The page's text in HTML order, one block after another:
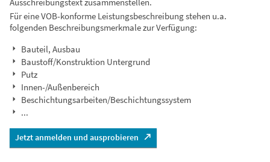
Für eine VOB-konforme Leistungsbeschreibung stehen u.a.
folgenden Beschreibungsmerkmale zur Verfügung:
Bauteil, Ausbau
Baustoff/Konstruktion Untergrund
Putz
Innen-/Außenbereich
Beschichtungsarbeiten/Beschichtungssystem
...
Jetzt anmelden und ausprobieren